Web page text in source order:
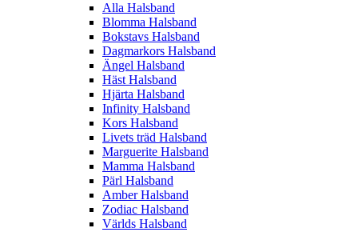
Alla Halsband
Blomma Halsband
Bokstavs Halsband
Dagmarkors Halsband
Ängel Halsband
Häst Halsband
Hjärta Halsband
Infinity Halsband
Kors Halsband
Livets träd Halsband
Marguerite Halsband
Mamma Halsband
Pärl Halsband
Amber Halsband
Zodiac Halsband
Världs Halsband